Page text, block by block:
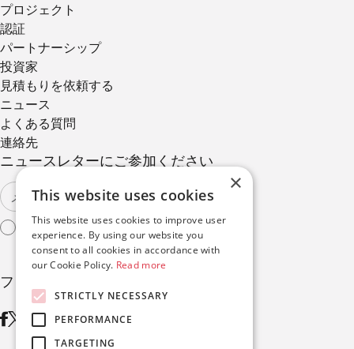
プロジェクト
認証
パートナーシップ
投資家
見積もりを依頼する
ニュース
よくある質問
連絡先
ニュースレターにご参加ください
利用規約 に同意する
フォローする
×
This website uses cookies
This website uses cookies to improve user
experience. By using our website you
consent to all cookies in accordance with
our Cookie Policy. Read more
STRICTLY NECESSARY
PERFORMANCE
TARGETING